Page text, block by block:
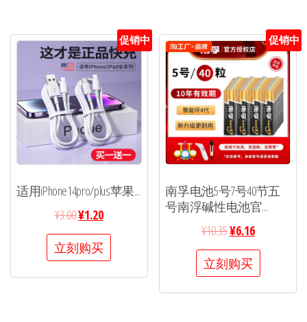
促销中
适用iPhone14pro/plus苹果...
¥3.00¥1.20
立刻购买
促销中
南孚电池5号7号40节五
号南浮碱性电池官...
¥10.35¥6.16
立刻购买